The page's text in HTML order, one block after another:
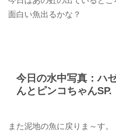
面白い魚出るかな？
今日の水中写真：ハ
んとピンコちゃんSP.
また泥地の魚に戻りま～す。